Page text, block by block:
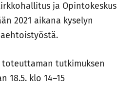
ja Opintokeskus
2021 aikana kyselyn
toteuttaman tutkimuksen
18.5. klo 14–15